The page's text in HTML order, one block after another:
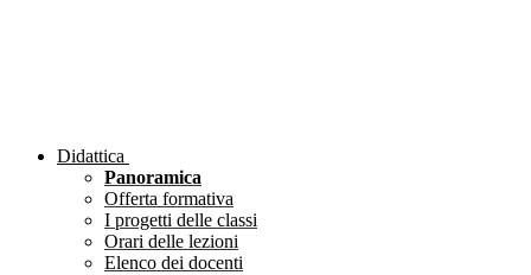
Didattica
Panoramica
Offerta formativa
I progetti delle classi
Orari delle lezioni
Elenco dei docenti